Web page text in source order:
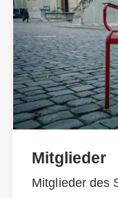
Mitglieder
Mitglieder des